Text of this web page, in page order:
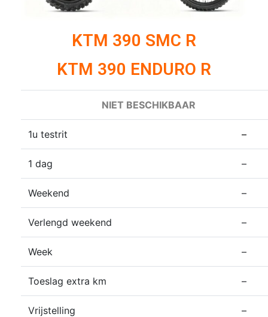
KTM 390 SMC R
KTM 390 ENDURO R
NIET BESCHIKBAAR
1u testrit –
1 dag –
Weekend –
Verlengd weekend –
Week –
Toeslag extra km –
Vrijstelling –